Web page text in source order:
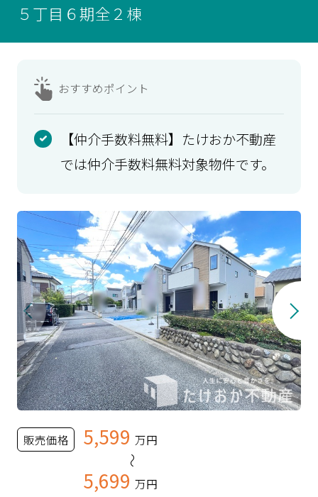
５丁目６期全２棟
おすすめポイント
【仲介手数料無料】たけおか不動産
では仲介手数料無料対象物件です。
販売価格 5,599 万円
～
5,699 万円